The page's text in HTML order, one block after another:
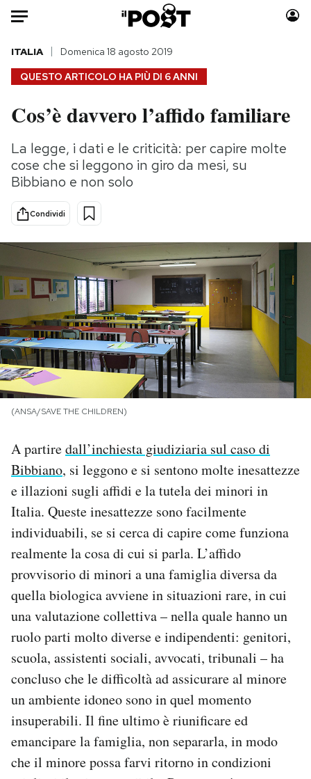
Auto
HOME
Italia
Politica
Scienza
Economia
Sport
Moda
Consumismi
Altrecose
Mondiali calcio 2026
PODCAST
NEWSLETTER
SHOP
CALENDARIO
AREA PERSONALE
Area Personale
Newsletter
Notifiche mobile
Regala il Post
QUESTO ARTICOLO HA PIÙ DI 6 ANNI
ITALIA Domenica 18 agosto 2019
Cos’è davvero l’affido familiare
La legge, i dati e le criticità: per capire molte
cose che si leggono in giro da mesi, su
Bibbiano e non solo
Condividi
(ANSA/SAVE THE CHILDREN)
A partiredall’inchiesta giudiziaria sul caso di
Bibbiano, si leggono e si sentono molte inesattezze
e illazioni sugli affidi e la tutela dei minori in
Italia. Queste inesattezze sono facilmente
individuabili, se si cerca di capire come funziona
realmente la cosa di cui si parla. L’affido
provvisorio di minori a una famiglia diversa da
quella biologica avviene in situazioni rare, in cui
una valutazione collettiva – nella quale hanno un
ruolo parti molto diverse e indipendenti: genitori,
scuola, assistenti sociali, avvocati, tribunali – ha
concluso che le difficoltà ad assicurare al minore
un ambiente idoneo sono in quel momento
insuperabili. Il fine ultimo è riunificare ed
emancipare la famiglia, non separarla, in modo
che il minore possa farvi ritorno in condizioni